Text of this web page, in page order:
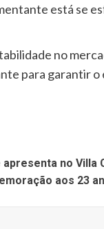
está se
no
para garantir
no Villa
aos 23